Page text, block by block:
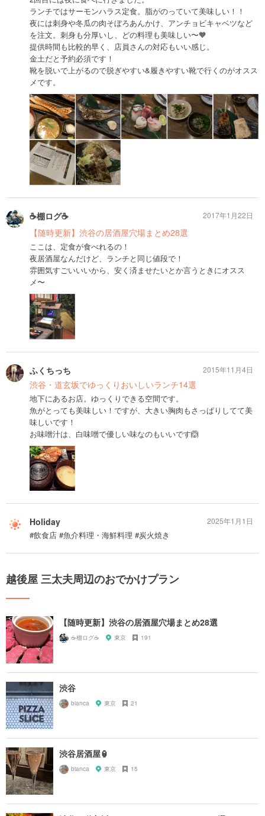
ランチではサーモンハラス定食。脂がのっていて美味しい！！
夜には刺身や冬瓜の肉そぼろあんかけ、アンチョビキャベツなど
を注文。刺身も分厚いし、どの料理も美味しい〜🧡
提供時間も比較的早く、店員さんの対応もいい感じ。
金土だと予約必須です！
靴を脱いで上がるので脱ぎやすい&履きやすい靴で行くのがオスス
メです。
☕️棚ログ☕️
【随時更新】渋谷の居酒屋穴場まとめ28選
ここは、定食が食べれるの！
夜居酒屋なんだけど、ランチと同じ値段で！
雰囲気すごいいいから、安く済ませたいとか言うときにオスス
メ〜
2017年1月22日
ふくちっち
渋谷・道玄坂でゆっくりおいしいランチ14選
地下にあるお店。ゆっくりできる空間です。
魚がとっても美味しい！ですが、大きい胸肉もさっぱりしてて美
味しいです！
お味噌汁は、白味噌で優しい味なのもいいです🙆
2015年11月4日
Holiday
#飲食店 #魚介料理・海鮮料理 #炭火焼き
2025年1月1日
越後屋 三太夫周辺のおでかけプラン
【随時更新】渋谷の居酒屋穴場まとめ28選
☕️棚ログ☕️ 東京 191
渋谷
bianca 東京 21
渋谷居酒屋🏮
bianca 東京 15